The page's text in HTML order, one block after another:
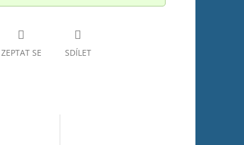
ZEPTAT SE SDÍLET